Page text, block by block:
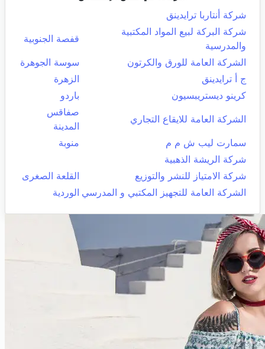
شركة أنتاربا ترايدينق
شركة البركة لبيع المواد المكتبية
والمدرسية
قفصة الجنوبية
الشركة العامة للورق والكرتون
سوسة الجوهرة
ج أ ترايدينق
الزهرة
كرينو ديستريبسيون
باردو
الشركة العامة للايقاع التجاري
صفاقس
المدينة
سمارت ليب ش م م
منوبة
شركة الريشة الذهبية
شركة الامتياز للنشر والتوزيع
القلعة الصغرى
الشركة العامة للتجهيز المكتبي و المدرسي الوردية